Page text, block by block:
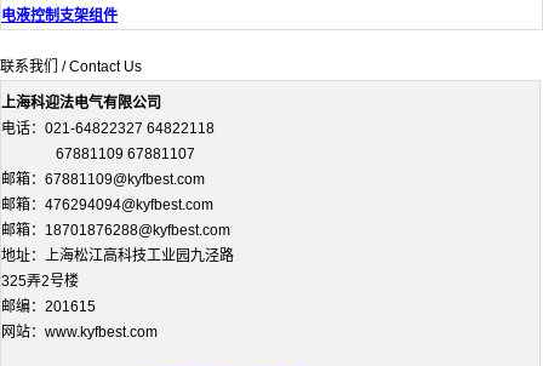
电液控制支架组件
联系我们 / Contact Us
上海科迎法电气有限公司
电话：021-64822327 64822118
67881109 67881107
邮箱：67881109@kyfbest.com
邮箱：476294094@kyfbest.com
邮箱：18701876288@kyfbest.com
地址：上海松江高科技工业园九泾路
325弄2号楼
邮编：201615
网站：www.kyfbest.com